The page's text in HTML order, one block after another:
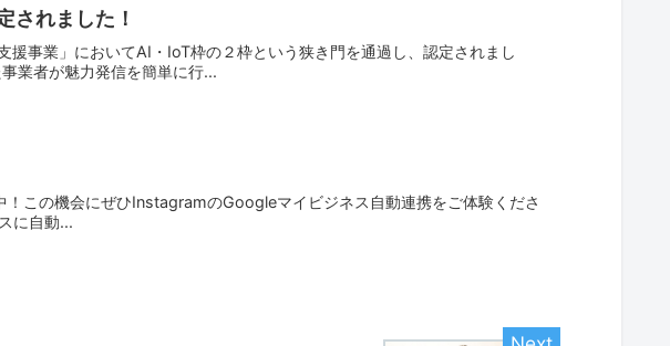
されました！
事業」においてAI・IoT枠の２枠という狭き門を通過し、認定されまし
業者が魅力発信を簡単に行...
この機会にぜひInstagramのGoogleマイビジネス自動連携をご体験くださ
に自動...